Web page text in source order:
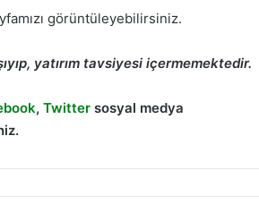
görüntüleyebilirsiniz.
yatırım tavsiyesi içermemektedir.
, Twitter sosyal medya